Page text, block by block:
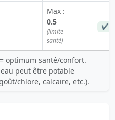
Max :
0.5
(limite
santé)
✔
optimum santé/confort.
peut être potable
chlore, calcaire, etc.).